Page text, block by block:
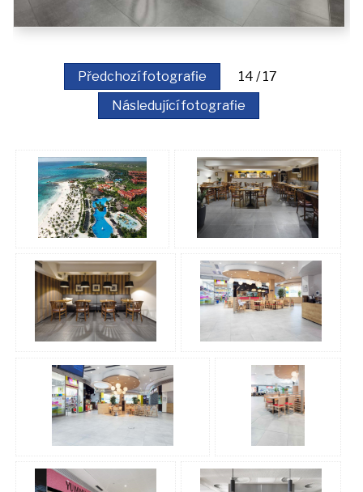
Předchozí fotografie
14 / 17
Následující fotografie